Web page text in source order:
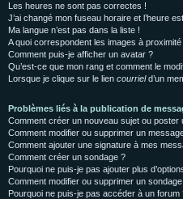
Les heures ne sont pas correctes !
J’ai changé mon fuseau horaire et l’heure
Ma langue n’est pas dans la liste !
A quoi correspondent les images à proximité
Comment puis-je afficher un avatar ?
Qu’est-ce que mon rang et comment le
Lorsque je clique sur le lien courrield’un
Problèmes liés à la publication de
Comment créer un nouveau sujet ou poster
Comment modifier ou supprimer un
Comment ajouter une signature à mes
Comment créer un sondage ?
Pourquoi ne puis-je pas ajouter plus
Comment modifier ou supprimer un
Pourquoi ne puis-je pas accéder à un forum